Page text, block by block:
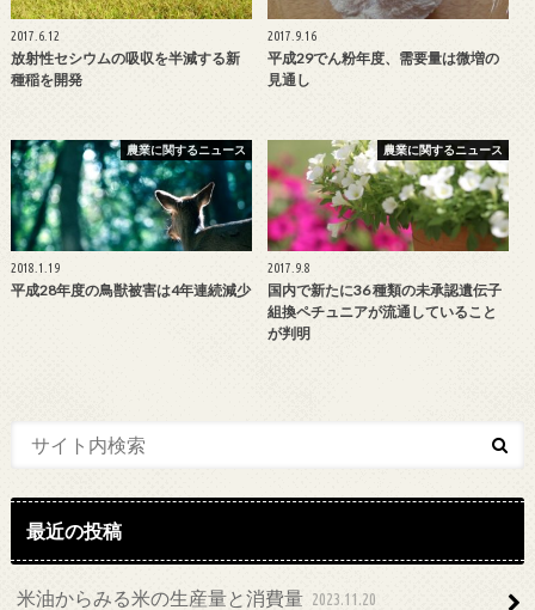
2017.6.12
放射性セシウムの吸収を半減する新
種稲を開発
2017.9.16
平成29でん粉年度、需要量は微増の
見通し
農業に関するニュース
2018.1.19
平成28年度の鳥獣被害は4年連続減少
農業に関するニュース
2017.9.8
国内で新たに36 種類の未承認遺伝子
組換ペチュニアが流通していること
が判明
最近の投稿
米油からみる米の生産量と消費量 2023.11.20